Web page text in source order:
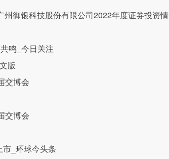
御银科技股份有限公司2022年度证券投资情
鸣_今日关注
版
交博会
交博会
_环球今头条